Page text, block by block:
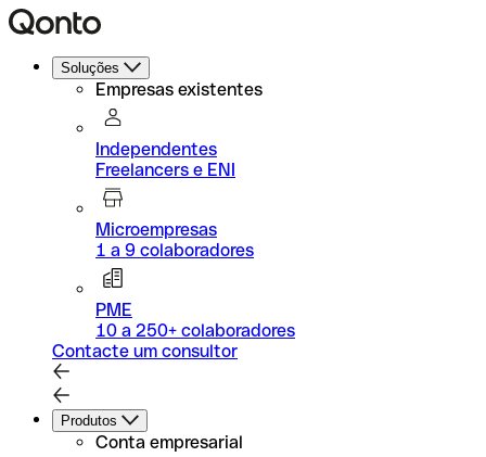
Soluções
Empresas existentes
Independentes
Freelancers e ENI
Microempresas
1 a 9 colaboradores
PME
10 a 250+ colaboradores
Contacte um consultor
Produtos
Conta empresarial